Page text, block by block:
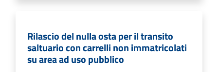
Rilascio del nulla osta per il transito
saltuario con carrelli non immatricolati
su area ad uso pubblico